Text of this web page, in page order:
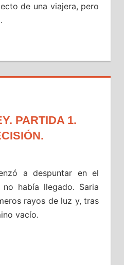
de una viajera, pero
PARTIDA 1.
a despuntar en el
había llegado. Saria
rayos de luz y, tras
vacío.